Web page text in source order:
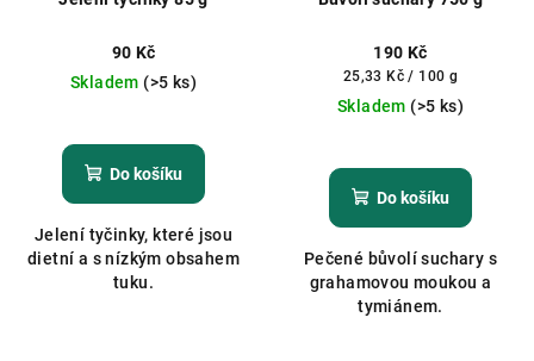
90 Kč
Skladem (>5 ks)
hodnocení
produktu
z
5
hvězdiček.
Do košíku
Jelení tyčinky, které jsou
dietní a s nízkým obsahem
tuku.
190 Kč
Měrná
cena:
25,33 Kč / 100 g
Skladem (>5 ks)
Do košíku
Pečené bůvolí suchary s
grahamovou moukou a
tymiánem.